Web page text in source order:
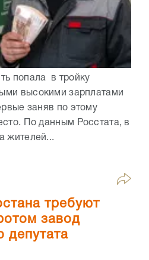
попала в тройку
высокими зарплатами
заняв по этому
По данным Росстата, в
жителей...
требуют
завод
депутата